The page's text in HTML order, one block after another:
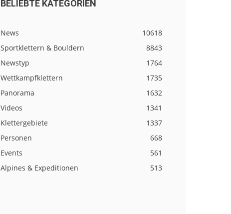
BELIEBTE KATEGORIEN
News
10618
Sportklettern & Bouldern
8843
Newstyp
1764
Wettkampfklettern
1735
Panorama
1632
Videos
1341
Klettergebiete
1337
Personen
668
Events
561
Alpines & Expeditionen
513